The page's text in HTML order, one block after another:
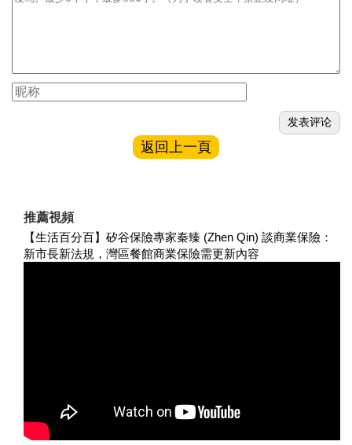
返回上一頁
推薦視頻
【生活百分百】矽谷保險專家秦臻 (Zhen Qin) 談商業保險：
新市長新法規，灣區餐館商業保險需更新內容